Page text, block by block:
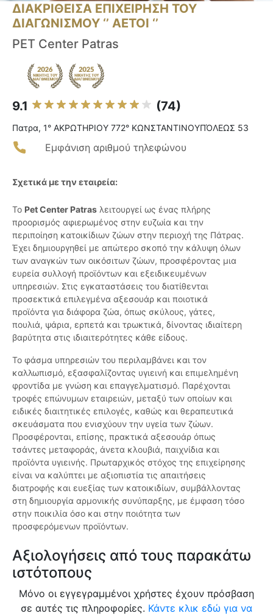
ΔΙΑΚΡΙΘΕΙΣΑ ΕΠΙΧΕΙΡΗΣΗ ΤΟΥ
ΔΙΑΓΩΝΙΣΜΟΥ ‘’ ΑΕΤΟΙ ‘’
PET Center Patras
9.1 (74)
Πατρα, 1° ΑΚΡΩΤΗΡΙΟΥ 772° ΚΩΝΣΤΑΝΤΙΝΟΥΠΌΛΕΩΣ 53
Εμφάνιση αριθμού τηλεφώνου
Σχετικά με την εταιρεία:
Το Pet Center Patras λειτουργεί ως ένας πλήρης
προορισμός αφιερωμένος στην ευζωία και την
περιποίηση κατοικίδιων ζώων στην περιοχή της Πάτρας.
Έχει δημιουργηθεί με απώτερο σκοπό την κάλυψη όλων
των αναγκών των οικόσιτων ζώων, προσφέροντας μια
ευρεία συλλογή προϊόντων και εξειδικευμένων
υπηρεσιών. Στις εγκαταστάσεις του διατίθενται
προσεκτικά επιλεγμένα αξεσουάρ και ποιοτικά
προϊόντα για διάφορα ζώα, όπως σκύλους, γάτες,
πουλιά, ψάρια, ερπετά και τρωκτικά, δίνοντας ιδιαίτερη
βαρύτητα στις ιδιαιτερότητες κάθε είδους.
Το φάσμα υπηρεσιών του περιλαμβάνει και τον
καλλωπισμό, εξασφαλίζοντας υγιεινή και επιμελημένη
φροντίδα με γνώση και επαγγελματισμό. Παρέχονται
τροφές επώνυμων εταιρειών, μεταξύ των οποίων και
ειδικές διαιτητικές επιλογές, καθώς και θεραπευτικά
σκευάσματα που ενισχύουν την υγεία των ζώων.
Προσφέρονται, επίσης, πρακτικά αξεσουάρ όπως
τσάντες μεταφοράς, άνετα κλουβιά, παιχνίδια και
προϊόντα υγιεινής. Πρωταρχικός στόχος της επιχείρησης
είναι να καλύπτει με αξιοπιστία τις απαιτήσεις
διατροφής και ευεξίας των κατοικιδίων, συμβάλλοντας
στη δημιουργία αρμονικής συνύπαρξης, με έμφαση τόσο
στην ποικιλία όσο και στην ποιότητα των
προσφερόμενων προϊόντων.
Αξιολογήσεις από τους παρακάτω
ιστότοπους
Μόνο οι εγγεγραμμένοι χρήστες έχουν πρόσβαση
σε αυτές τις πληροφορίες. Κάντε κλικ εδώ για να